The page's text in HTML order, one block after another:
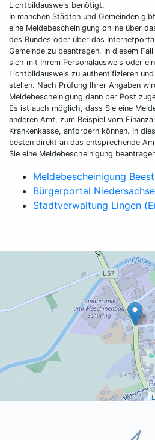
Lichtbildausweis benötigt.
In manchen Städten und Gemeinden
eine Meldebescheinigung online über
des Bundes oder über das
Gemeinde zu beantragen. In diesem
sich mit Ihrem Personalausweis oder
Lichtbildausweis zu authentifizieren
stellen. Nach Prüfung Ihrer Angaben
Meldebescheinigung dann per Post
Es ist auch möglich, dass Sie eine
anderen Amt, zum Beispiel vom
Krankenkasse, anfordern können. In
besten direkt an das entsprechende
Sie eine Meldebescheinigung
Meldebescheinigung
Bürgerportal
Stadtverwaltung Lingen